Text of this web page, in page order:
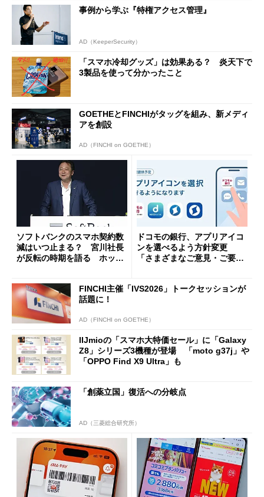
事例から学ぶ『特権アクセス管理』
AD（KeeperSecurity）
「スマホ冷却グッズ」は効果ある？ 炎天下で
3製品を使って分かったこと
GOETHEとFINCHIがタッグを組み、新メディ
アを創設
AD（FINCHI on GOETHE）
ソフトバンクのスマホ契約数
減はいつ止まる？ 宮川社長
が反転の時期を語る ホッピ
ドコモの銀行、アプリアイコ
ンを選べるよう方針変更
「さまざまなご意見・ご要望
FINCHI主催「IVS2026」トークセッションが
話題に！
AD（FINCHI on GOETHE）
IIJmioの「スマホ大特価セール」に「Galaxy
Z8」シリーズ3機種が登場 「moto g37j」や
「OPPO Find X9 Ultra」も
「創薬立国」復活への分岐点
AD（三菱総合研究所）